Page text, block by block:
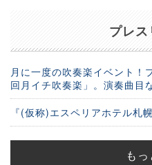
プレ
月に一度の吹奏楽イベント！
回月イチ吹奏楽」。演奏曲目
『(仮称)エスペリアホテル札
も